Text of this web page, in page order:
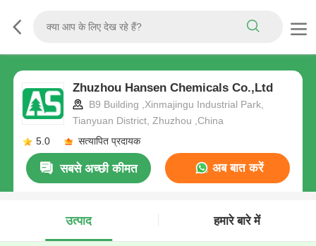
Zhuzhou Hansen Chemicals Co.,Ltd
B9 Building ,Xinmajingu Industrial Park,
Tianyuan District, Zhuzhou ,China
5.0
सत्यापित प्रदायक
सबसे अच्छी कीमत अब बात करें
उत्पाद हमारे बारे में